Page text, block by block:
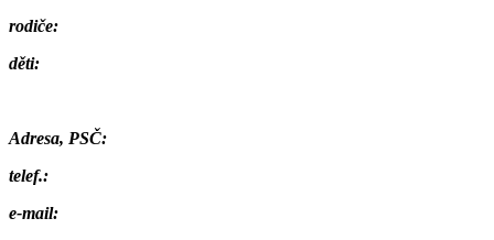
rodiče:
děti:
Adresa, PSČ:
telef.:
e-mail: